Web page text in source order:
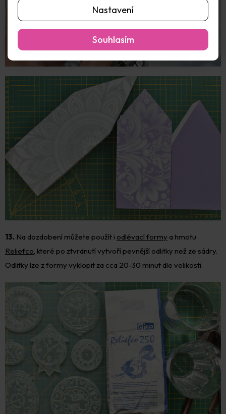
Nastavení
Souhlasím
13. Na dozdobení můžete použít i odlévací formy a hmotu
Reliefco, které po ztvrdnutí vytvoří pevnější odlitky než ze sádry.
Odlitky lze z formy vyklopit za cca 20-30 minut dle velikosti.